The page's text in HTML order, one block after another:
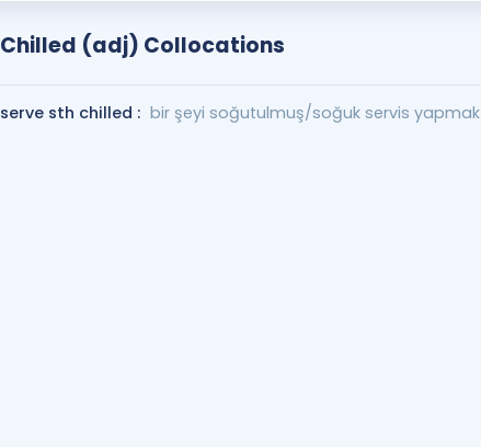
Chilled (adj) Collocations
serve sth chilled : bir şeyi soğutulmuş/soğuk servis yapmak